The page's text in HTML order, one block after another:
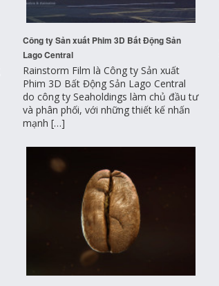
Công ty Sản xuất Phim 3D Bất Động Sản
Lago Central
Rainstorm Film là Công ty Sản xuất
Phim 3D Bất Động Sản Lago Central
do công ty Seaholdings làm chủ đầu tư
và phân phối, với những thiết kế nhấn
mạnh […]